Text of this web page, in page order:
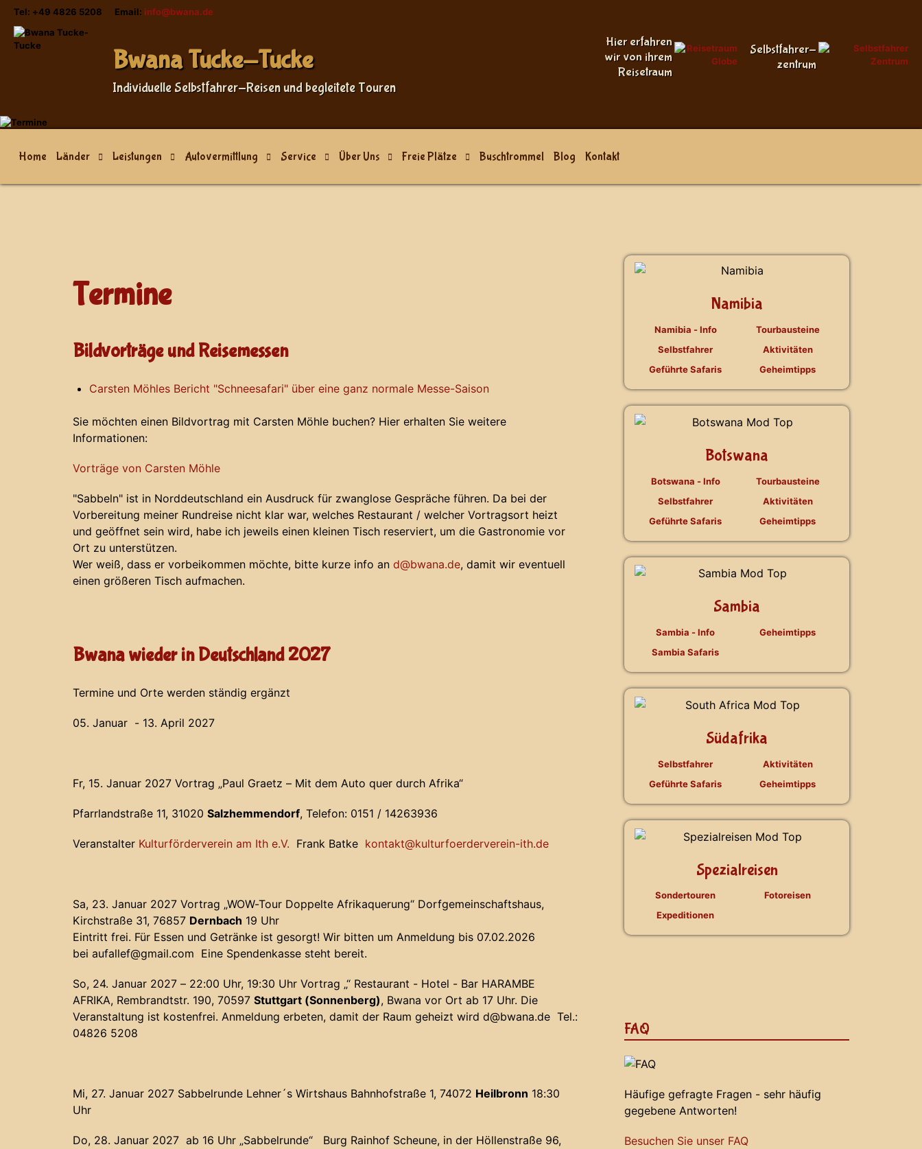
Tel: +49 4826 5208 Email: info@bwana.de
Sprache auswählen
Bwana Tucke-Tucke
Individuelle Selbstfahrer-Reisen und begleitete Touren
Hier erfahren
wir von ihrem
Reisetraum
Selbstfahrer-
zentrum
Home Länder Leistungen Autovermittlung Service Über Uns Freie Plätze Buschtrommel Blog Kontakt
Termine
Bildvorträge und Reisemessen
Carsten Möhles Bericht "Schneesafari" über eine ganz normale Messe-Saison
Sie möchten einen Bildvortrag mit Carsten Möhle buchen? Hier erhalten Sie weitere
Informationen:
Vorträge von Carsten Möhle
"Sabbeln" ist in Norddeutschland ein Ausdruck für zwanglose Gespräche führen. Da bei der
Vorbereitung meiner Rundreise nicht klar war, welches Restaurant / welcher Vortragsort heizt
und geöffnet sein wird, habe ich jeweils einen kleinen Tisch reserviert, um die Gastronomie vor
Ort zu unterstützen.
Wer weiß, dass er vorbeikommen möchte, bitte kurze info an d@bwana.de, damit wir eventuell
einen größeren Tisch aufmachen.
Bwana wieder in Deutschland 2027
Termine und Orte werden ständig ergänzt
05. Januar - 13. April 2027
Fr, 15. Januar 2027 Vortrag „Paul Graetz – Mit dem Auto quer durch Afrika“
Pfarrlandstraße 11, 31020 Salzhemmendorf, Telefon: 0151 / 14263936
Veranstalter Kulturförderverein am Ith e.V. Frank Batke kontakt@kulturfoerderverein-ith.de
Sa, 23. Januar 2027 Vortrag „WOW-Tour Doppelte Afrikaquerung“ Dorfgemeinschaftshaus,
Kirchstraße 31, 76857 Dernbach 19 Uhr
Eintritt frei. Für Essen und Getränke ist gesorgt! Wir bitten um Anmeldung bis 07.02.2026
bei aufallef@gmail.com Eine Spendenkasse steht bereit.
So, 24. Januar 2027 – 22:00 Uhr, 19:30 Uhr Vortrag „“ Restaurant - Hotel - Bar HARAMBE
AFRIKA, Rembrandtstr. 190, 70597 Stuttgart (Sonnenberg), Bwana vor Ort ab 17 Uhr. Die
Veranstaltung ist kostenfrei. Anmeldung erbeten, damit der Raum geheizt wird d@bwana.de Tel.:
04826 5208
Mi, 27. Januar 2027 Sabbelrunde Lehner´s Wirtshaus Bahnhofstraße 1, 74072 Heilbronn 18:30
Uhr
Do, 28. Januar 2027 ab 16 Uhr „Sabbelrunde“ Burg Rainhof Scheune, in der Höllenstraße 96,
Namibia
Namibia - Info
Selbstfahrer
Geführte Safaris
Tourbausteine
Aktivitäten
Geheimtipps
Botswana
Botswana - Info
Selbstfahrer
Geführte Safaris
Tourbausteine
Aktivitäten
Geheimtipps
Sambia
Sambia - Info
Sambia Safaris
Geheimtipps
Südafrika
Selbstfahrer
Geführte Safaris
Aktivitäten
Geheimtipps
Spezialreisen
Sondertouren
Expeditionen
Fotoreisen
FAQ
Häufige gefragte Fragen - sehr häufig
gegebene Antworten!
Besuchen Sie unser FAQ